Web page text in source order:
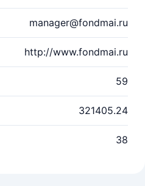
manager@fondmai.ru
http://www.fondmai.ru
59
321405.24
38